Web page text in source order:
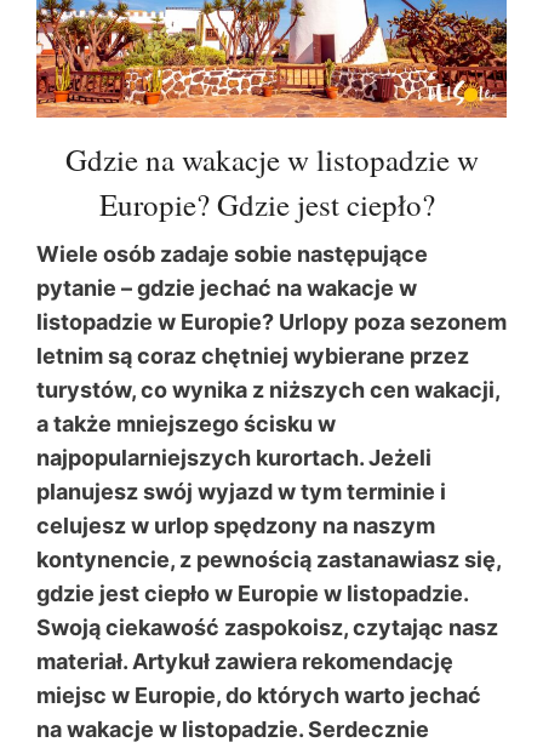
Gdzie na wakacje w listopadzie w
Europie? Gdzie jest ciepło?
Wiele osób zadaje sobie następujące
pytanie – gdzie jechać na wakacje w
listopadzie w Europie? Urlopy poza sezonem
letnim są coraz chętniej wybierane przez
turystów, co wynika z niższych cen wakacji,
a także mniejszego ścisku w
najpopularniejszych kurortach. Jeżeli
planujesz swój wyjazd w tym terminie i
celujesz w urlop spędzony na naszym
kontynencie, z pewnością zastanawiasz się,
gdzie jest ciepło w Europie w listopadzie.
Swoją ciekawość zaspokoisz, czytając nasz
materiał. Artykuł zawiera rekomendację
miejsc w Europie, do których warto jechać
na wakacje w listopadzie. Serdecznie